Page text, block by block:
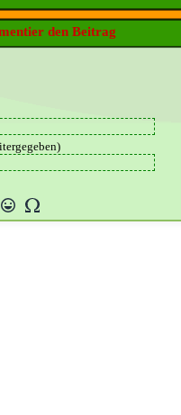
den Beitrag